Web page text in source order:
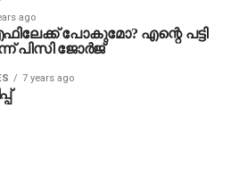
ago
പോകുമോ? എന്റെ പട്ടി
പിസി ജോര്‍ജ്
7 years ago